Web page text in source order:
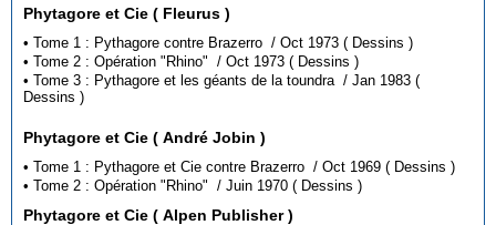
Phytagore et Cie ( Fleurus )
• Tome 1 : Pythagore contre Brazerro / Oct 1973 ( Dessins )
• Tome 2 : Opération "Rhino" / Oct 1973 ( Dessins )
• Tome 3 : Pythagore et les géants de la toundra / Jan 1983 (
Dessins )
Phytagore et Cie ( André Jobin )
• Tome 1 : Pythagore et Cie contre Brazerro / Oct 1969 ( Dessins )
• Tome 2 : Opération "Rhino" / Juin 1970 ( Dessins )
Phytagore et Cie ( Alpen Publisher )